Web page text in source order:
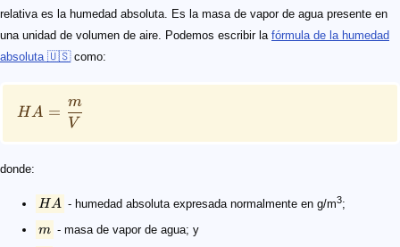
relativa es la humedad absoluta. Es la masa de vapor de agua presente en
una unidad de volumen de aire. Podemos escribir la fórmula de la humedad
absoluta 🇺🇸como:
HA =
V
m
donde:
HA - humedad absoluta expresada normalmente en g/m3;
m - masa de vapor de agua; y